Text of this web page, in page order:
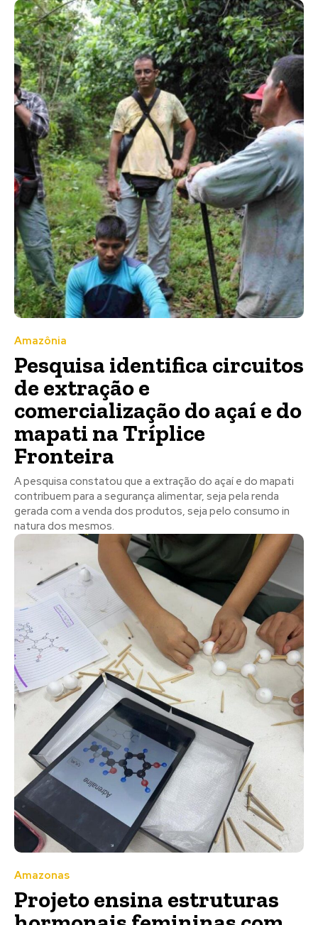
Amazônia
Pesquisa identifica circuitos
de extração e
comercialização do açaí e do
mapati na Tríplice
Fronteira
A pesquisa constatou que a extração do açaí e do mapati
contribuem para a segurança alimentar, seja pela renda
gerada com a venda dos produtos, seja pelo consumo in
natura dos mesmos.
Amazonas
Projeto ensina estruturas